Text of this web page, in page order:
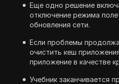
Еще одно решение
отключение режима
обновления сети.
Если проблемы
очистить кеш
приложение в качестве
Учебник заканчивается